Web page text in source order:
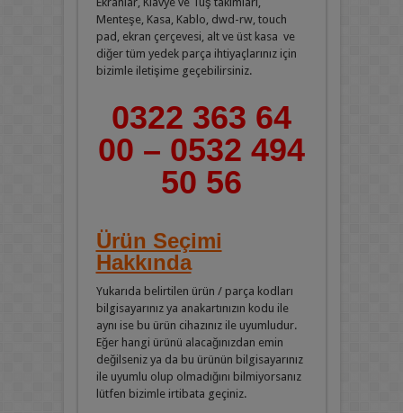
Menteşe, Kasa, Kablo, dwd-rw, touch
pad, ekran çerçevesi, alt ve üst kasa ve
diğer tüm yedek parça ihtiyaçlarınız için
bizimle iletişime geçebilirsiniz.
0322 363 64
00 – 0532 494
50 56
Ürün Seçimi
Hakkında
Yukarıda belirtilen ürün / parça kodları
bilgisayarınız ya anakartınızın kodu ile
aynı ise bu ürün cihazınız ile uyumludur.
Eğer hangi ürünü alacağınızdan emin
değilseniz ya da bu ürünün bilgisayarınız
ile uyumlu olup olmadığını bilmiyorsanız
lütfen bizimle irtibata geçiniz.